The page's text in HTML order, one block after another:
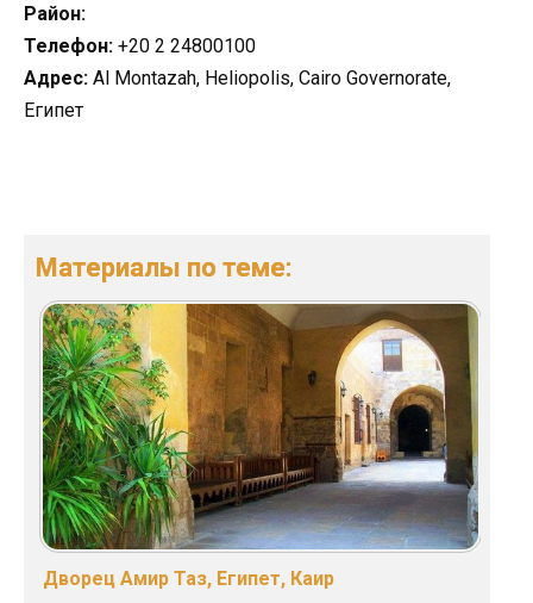
Район:
Телефон: +20 2 24800100
Адрес: Al Montazah, Heliopolis, Cairo Governorate,
Египет
Материалы по теме:
Дворец Амир Таз, Египет, Каир